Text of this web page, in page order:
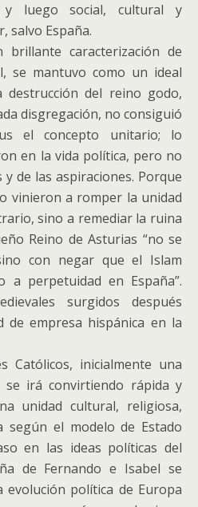
y luego social, cultural y
salvo España.
brillante caracterización de
se mantuvo como un ideal
destrucción del reino godo,
disgregación, no consiguió
el concepto unitario; lo
en la vida política, pero no
de las aspiraciones. Porque
vinieron a romper la unidad
sino a remediar la ruina
Reino de Asturias “no se
con negar que el Islam
a perpetuidad en España”.
surgidos después
de empresa hispánica en la
Católicos, inicialmente una
se irá convirtiendo rápida y
unidad cultural, religiosa,
según el modelo de Estado
en las ideas políticas del
de Fernando e Isabel se
evolución política de Europa